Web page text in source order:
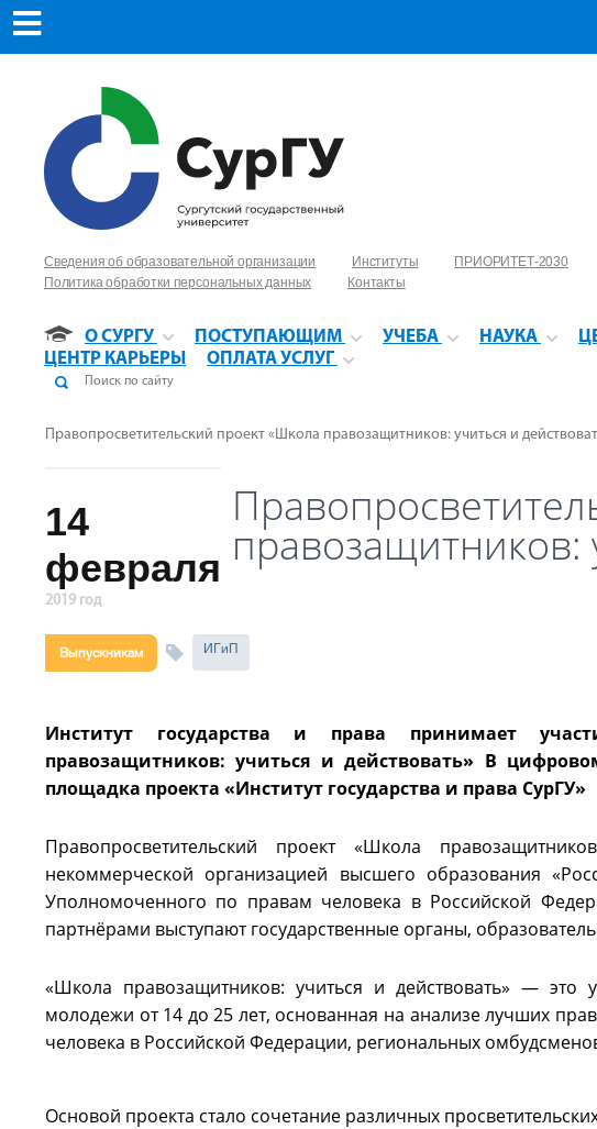
Сведения об образовательной организации Институты ПРИОРИТЕТ-2030
Политика обработки персональных данных
Контакты
О СУРГУ ПОСТУПАЮЩИМ УЧЕБА НАУКА
ЦЕНТР КАРЬЕРЫ
ОПЛАТА УСЛУГ
Правопросветительский проект «Школа правозащитников: учиться и
14
февраля
2019 год
правозащитников:
Выпускникам ИГиП
Институт государства и права принимает
правозащитников: учиться и действовать» В
площадка проекта «Институт государства и права СурГУ»
Правопросветительский проект «Школа
некоммерческой организацией высшего образования
Уполномоченного по правам человека в Российской
партнёрами выступают государственные органы,
«Школа правозащитников: учиться и действовать» — это
молодежи от 14 до 25 лет, основанная на анализе лучших
человека в Российской Федерации, региональных
Основой проекта стало сочетание различных